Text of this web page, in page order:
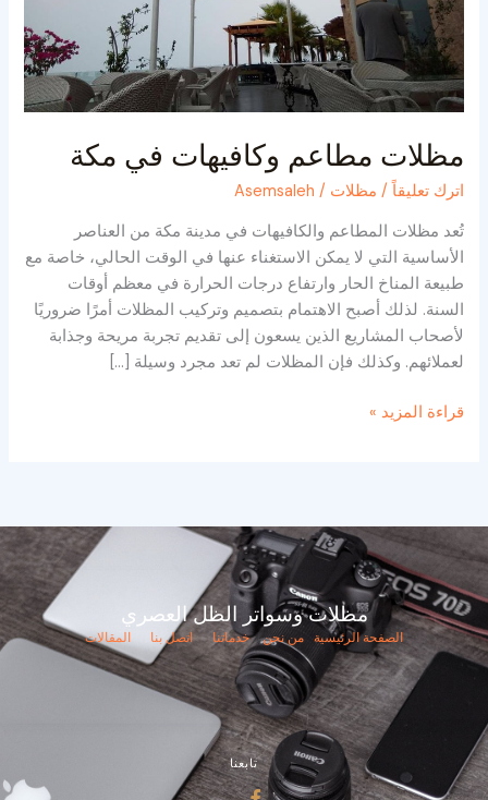
مظلات مطاعم وكافيهات في مكة
اترك تعليقاً / مظلات /
Asemsaleh
تُعد مظلات المطاعم والكافيهات في مدينة مكة من العناصر
الأساسية التي لا يمكن الاستغناء عنها في الوقت الحالي، خاصة مع
طبيعة المناخ الحار وارتفاع درجات الحرارة في معظم أوقات
السنة. لذلك أصبح الاهتمام بتصميم وتركيب المظلات أمرًا ضروريًا
لأصحاب المشاريع الذين يسعون إلى تقديم تجربة مريحة وجذابة
لعملائهم. وكذلك فإن المظلات لم تعد مجرد وسيلة […]
قراءة المزيد »
تابعنا
مظلات وسواتر الظل العصري
الصفحة الرئيسية من نحن خدماتنا اتصل بنا المقالات